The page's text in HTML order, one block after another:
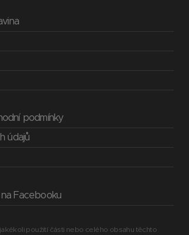
podmínky
údajů
Facebooku
použití části nebo celého obsahu těchto